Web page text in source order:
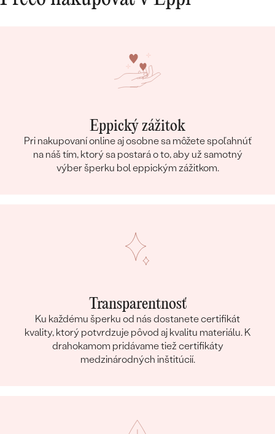
10/10.
Eppický zážitok
Pri nakupovaní online aj osobne sa môžete spoľahnúť
na náš tím, ktorý sa postará o to, aby už samotný
výber šperku bol eppickým zážitkom.
Transparentnosť
Ku každému šperku od nás dostanete certifikát
kvality, ktorý potvrdzuje pôvod aj kvalitu materiálu. K
drahokamom pridávame tiež certifikáty
medzinárodných inštitúcií.